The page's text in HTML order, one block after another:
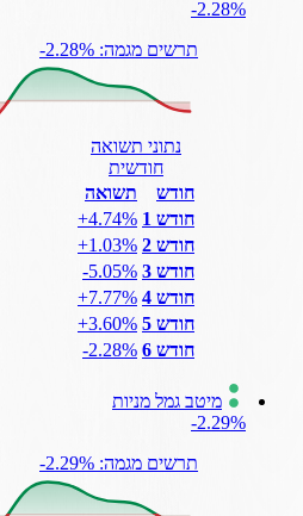
‎-2.28%
תרשים מגמה: ‎-2.28%
נתוני תשואה
חודשית
חודש
תשואה
חודש 1
‎+4.74%
חודש 2
‎+1.03%
חודש 3
‎-5.05%
חודש 4
‎+7.77%
חודש 5
‎+3.60%
חודש 6
‎-2.28%
מיטב גמל מניות
‎-2.29%
תרשים מגמה: ‎-2.29%